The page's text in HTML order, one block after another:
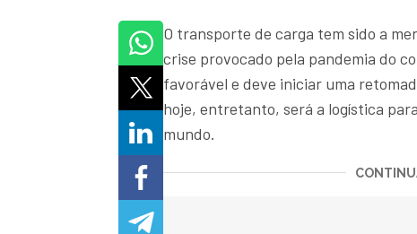
O transporte de carga tem sido a
crise provocado pela pandemia do
favorável e deve iniciar uma
hoje, entretanto, será a logística
mundo.